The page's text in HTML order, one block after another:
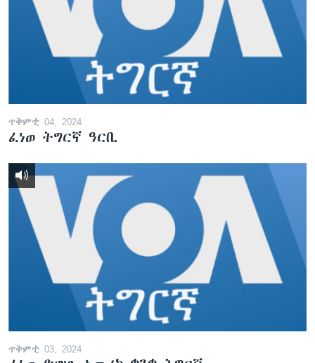
ጥቅምቲ 04, 2024
ፈነወ ትግርኛ ዓርቢ
ጥቅምቲ 03, 2024